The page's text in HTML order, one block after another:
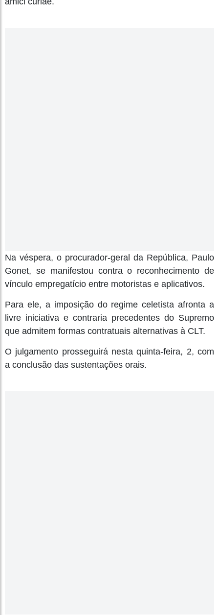
Na véspera, o procurador-geral da República, Paulo
Gonet, se manifestou contra o reconhecimento de
vínculo empregatício entre motoristas e aplicativos.
Para ele, a imposição do regime celetista afronta a
livre iniciativa e contraria precedentes do Supremo
que admitem formas contratuais alternativas à CLT.
O julgamento prosseguirá nesta quinta-feira, 2, com
a conclusão das sustentações orais.